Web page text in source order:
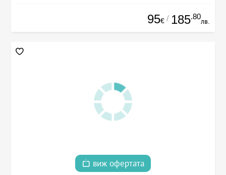
95€ / 185.80
лв.
виж офертата